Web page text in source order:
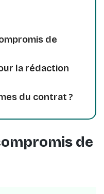
de
la rédaction
du contrat ?
de